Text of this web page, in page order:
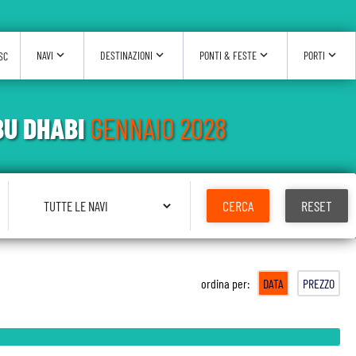
ordina per: DATA PREZZO
DHABIGENNAIO 2028
CERCA RESET
NAVI expand_more DESTINAZIONI expand_more PONTI & FESTE expand_more PORTI expand_more